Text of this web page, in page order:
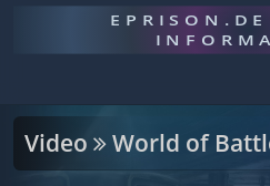
Video World of